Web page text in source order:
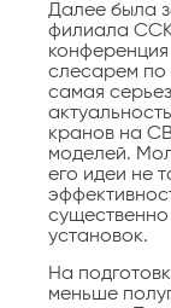
Далее была
филиала
слесарем по
самая
кранов на
моделей.
его идеи не
установок.
На
меньше